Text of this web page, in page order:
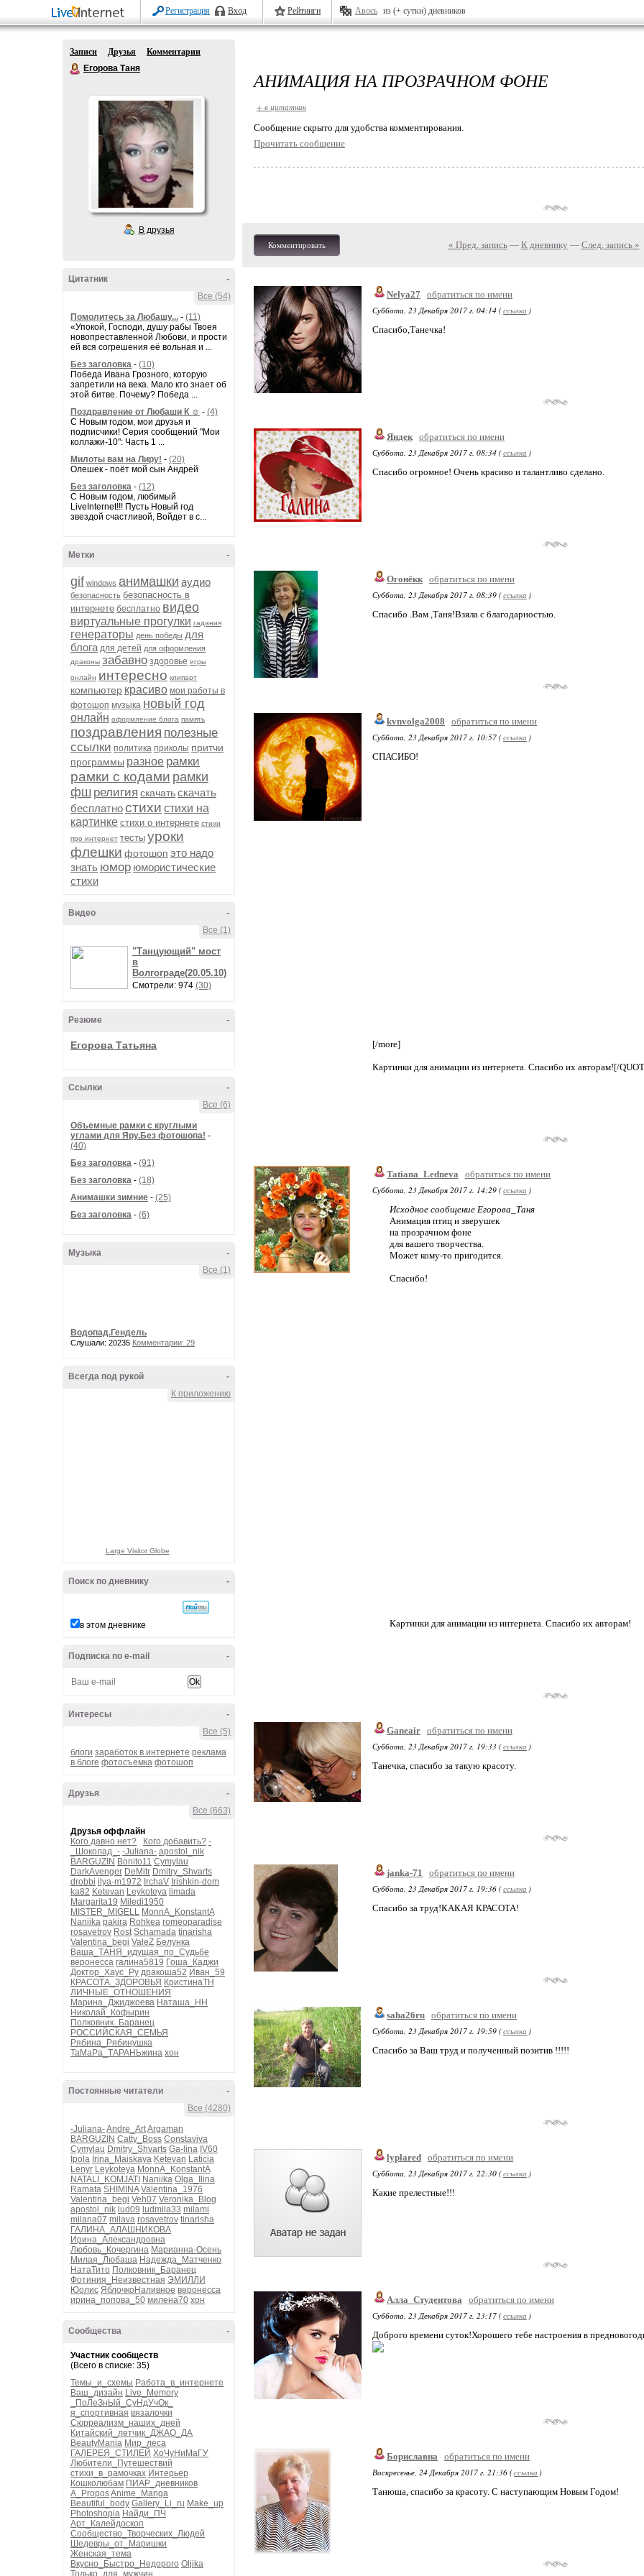
Регистрация Вход Рейтинги Авось из (+ сутки) дневников
Записи Друзья
Комментарии
Егорова Таня
В друзья
-
Цитатник
Все (54)
Помолитесь за Любашу... - (11)
«Упокой, Господи, душу рабы Твоея
новопреставленной Любови, и прости
ей вся согрешения её вольная и ...
Без заголовка - (10)
Победа Ивана Грозного, которую
запретили на века. Мало кто знает об
этой битве. Почему? Победа ...
Поздравление от Любаши К ☺ - (4)
С Новым годом, мои друзья и
подписчики! Серия сообщений "Мои
коллажи-10": Часть 1 ...
Милоты вам на Лиру! - (20)
Олешек - поёт мой сын Андрей
Без заголовка - (12)
С Новым годом, любимый
LiveInternet!!! Пусть Новый год
звездой счастливой, Войдет в с...
-
Метки
gif windows анимашки аудио
безопасность безопасность в
интернете бесплатно видео
виртуальные прогулки гадания
генераторы день победы для
блога для детей для оформления
драконы забавно здоровье игры
онлайн интересно клипарт
компьютер красиво мои работы в
фотошоп музыка новый год
онлайн оформление блога память
поздравления полезные
ссылки политика приколы притчи
программы разное рамки
рамки с кодами рамки
фш религия скачатьскачать
бесплатностихи стихи на
картинке стихи о интернете стихи
про интернет тесты уроки
флешки фотошоп это надо
знать юмор юмористические
стихи
-
Видео
Все (1)
"Танцующий" мост
в
Волгограде(20.05.10)
Смотрели: 974 (30)
-
Резюме
Егорова Татьяна
-
Ссылки
Все (6)
Объемные рамки с круглыми
углами для Яру.Без фотошопа! -
(40)
Без заголовка - (91)
Без заголовка - (18)
Анимашки зимние - (25)
Без заголовка - (6)
-
Музыка
Все (1)
Водопад.Гендель
Слушали: 20235 Комментарии: 29
-
Всегда под рукой
К приложению
Large Visitor Globe
-
Поиск по дневнику
в этом дневнике
-
Подписка по e-mail
-
Интересы
Все (5)
блоги заработок в интернете реклама
в блоге фотосъемка фотошоп
-
Друзья
Все (663)
Друзья оффлайн
Кого давно нет?
Кого добавить? -
_Шоколад_- -Juliana- apostol_nik
BARGUZIN Bonito11 Cymylau
DarkAvenger DeMitr Dmitry_Shvarts
drobbi ilya-m1972 IrchaV Irishkin-dom
ka82 Ketevan Leykoteya limada
Margarita19 Miledi1950
MISTER_MIGELL MonnA_KonstantA
Naniika pakira Rohkea romeoparadise
rosavetrov Rost Schamada tinarisha
Valentina_begi ValeZ Белунка
Ваша_ТАНЯ_идущая_по_Судьбе
веронесса галина5819 Гоша_Каджи
Доктор_Хаус_Ру дракоша52 Иван_59
КРАСОТА_ЗДОРОВЬЯ КристинаТН
ЛИЧНЫЕ_ОТНОШЕНИЯ
Марина_Джиджоева Наташа_НН
Николай_Кофырин
Полковник_Баранец
РОССИЙСКАЯ_СЕМЬЯ
Рябина_Рябинушка
ТаМаРа_ТАРАНЬжина хон
-
Постоянные читатели
Все (4280)
-Juliana-Andre_ArtArgaman
BARGUZIN Catty_Boss Constaviva
Cymylau Dmitry_Shvarts Ga-lina IV60
Ipola Irina_Maiskaya Ketevan Laticia
Lenyr Leykoteya MonnA_KonstantA
NATALI_KOMJATI Naniika Olga_Ilina
Ramata SHIMINA Valentina_1976
Valentina_begi Veh07 Veronika_Blog
apostol_nik lud09 ludmila33 milami
milana07 milava rosavetrov tinarisha
ГАЛИНА_АЛАШНИКОВА
Ирина_Александровна
Любовь_Кочергина Марианна-Осень
Милая_Любаша Надежда_Матченко
НатаТито Полковник_Баранец
Фотиния_Неизвестная ЭМИЛЛИ
Юолис ЯблочкоНаливное веронесса
ирина_попова_50 милена70 хон
-
Сообщества
Участник сообществ
(Всего в списке: 35)
Темы_и_схемы Работа_в_интернете
Ваш_дизайн Live_Memory
_ПоЛеЗнЫй_СуНдУчОк_
я_спортивная вязалочки
Сюрреализм_наших_дней
Китайский_летчик_ДЖАО_ДА
BeautyMania Мир_леса
ГАЛЕРЕЯ_СТИЛЕЙ ХоЧуНиМаГУ
Любители_Путешествий
стихи_в_рамочках Интерьер
Кошколюбам ПИАР_дневников
A_ProposAnime_Manga
Beautiful_body Gallery_Li_ru Make_up
Photoshopia Найди_ПЧ
Арт_Калейдоскоп
Сообщество_Творческих_Людей
Шедевры_от_Маришки
Женская_тема
Вкусно_Быстро_Недорого Oljika
Только_для_мужчин
АНИМАЦИЯ НА ПРОЗРАЧНОМ ФОНЕ
+ в цитатник
Cообщение скрыто для удобства комментирования.
Прочитать сообщение
Комментировать « Пред. запись— К дневнику — След. запись »
Nelya27
обратиться по имени
Суббота, 23 Декабря 2017 г. 04:14 (ссылка )
Спасибо,Танечка!
Яндек обратиться по имени
Суббота, 23 Декабря 2017 г. 08:34 (ссылка )
Спасибо огромное! Очень красиво и талантливо сделано.
Огонёкк обратиться по имени
Суббота, 23 Декабря 2017 г. 08:39 (ссылка )
Спасибо .Вам ,Таня!Взяла с благодарностью.
kvnvolga2008
обратиться по имени
Суббота, 23 Декабря 2017 г. 10:57 (ссылка )
СПАСИБО!
[/more]
Картинки для анимации из интернета. Спасибо их авторам![/
Tatiana_Ledneva
обратиться по имени
Суббота, 23 Декабря 2017 г. 14:29 (ссылка )
Исходное сообщение Егорова_Таня
Анимация птиц и зверушек
на прозрачном фоне
для вашего творчества.
Может кому-то пригодится.
Спасибо!
Картинки для анимации из интернета. Спасибо их авторам!
Ganeair обратиться по имени
Суббота, 23 Декабря 2017 г. 19:33 (ссылка )
Танечка, спасибо за такую красоту.
janka-71
обратиться по имени
Суббота, 23 Декабря 2017 г. 19:36 (ссылка )
Спасибо за труд!КАКАЯ КРАСОТА!
saha26ru обратиться по имени
Суббота, 23 Декабря 2017 г. 19:59 (ссылка )
Спасибо за Ваш труд и полученный позитив !!!!!
lyplared обратиться по имени
Суббота, 23 Декабря 2017 г. 22:30 (ссылка )
Какие прелестные!!!
Алла_Студентова
обратиться по имени
Суббота, 23 Декабря 2017 г. 23:17 (ссылка )
Доброго времени суток!Хорошего тебе настроения в
Бориславна
обратиться по имени
Воскресенье, 24 Декабря 2017 г. 21:36 (ссылка )
Танюша, спасибо за красоту. С наступающим Новым Годом!